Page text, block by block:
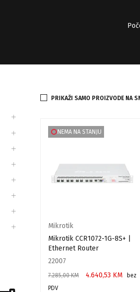
PRIKAŽI SAMO PROIZVODE NA
NEMA NA STANJU
Mikrotik
Mikrotik CCR1072-1G-8S+ |
Ethernet Router
22007
7.285,00KM 4.640,53 KM
bez
PDV